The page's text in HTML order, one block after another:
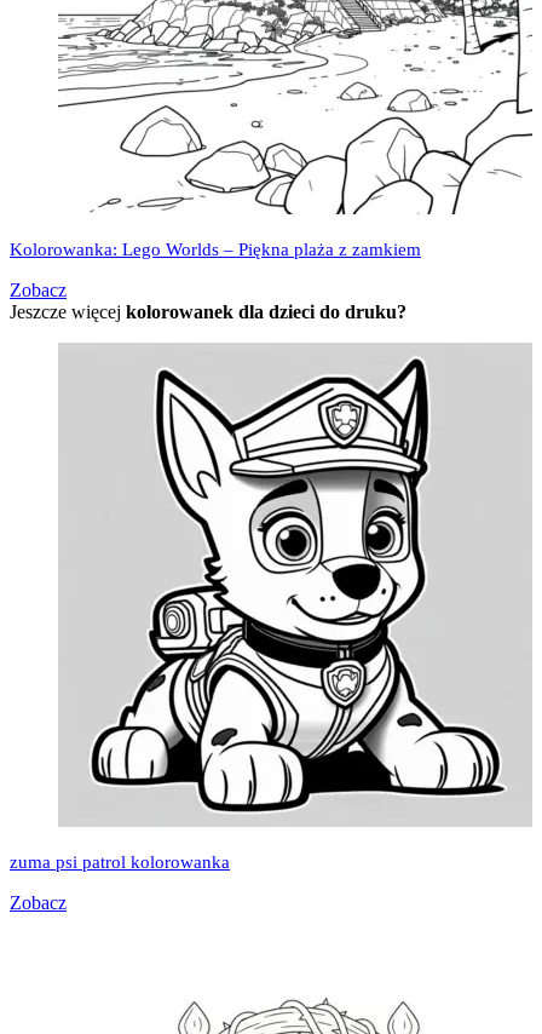
Kolorowanka: Lego Worlds – Piękna plaża z zamkiem
Zobacz
Jeszcze więcej kolorowanek dla dzieci do druku?
zuma psi patrol kolorowanka
Zobacz